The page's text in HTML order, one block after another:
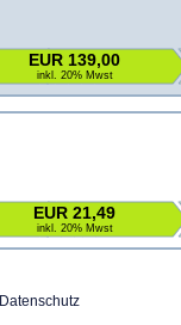
EUR 139,00
inkl. 20% Mwst
EUR 21,49
inkl. 20% Mwst
Datenschutz